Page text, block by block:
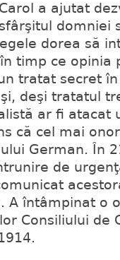
a ajutat
domniei
dorea să
timp ce opinia
tratat secret
deşi tratatul
ar fi atacat
că cel mai
German. În
de
A întâmpinat o
Consiliului de